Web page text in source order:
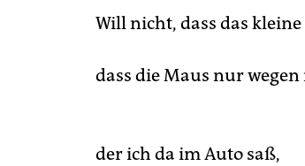
Will nicht, dass das kleine
dass die Maus nur
der ich da im Auto saß,